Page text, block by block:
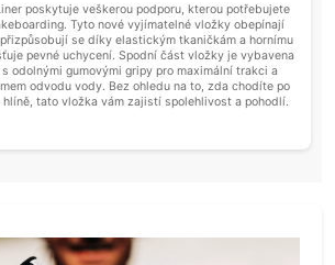
poskytuje veškerou podporu, kterou potřebujete
Tyto nové vyjímatelné vložky obepínají
se díky elastickým tkaničkám a hornímu
pevné uchycení. Spodní část vložky je vybavena
odolnými gumovými gripy pro maximální trakci a
odvodu vody. Bez ohledu na to, zda chodíte po
hlíně, tato vložka vám zajistí spolehlivost a pohodlí.